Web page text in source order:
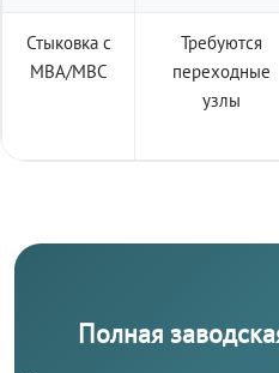
Стыковка с
МВА/МВС
Требуются
переходные
узлы
Полная